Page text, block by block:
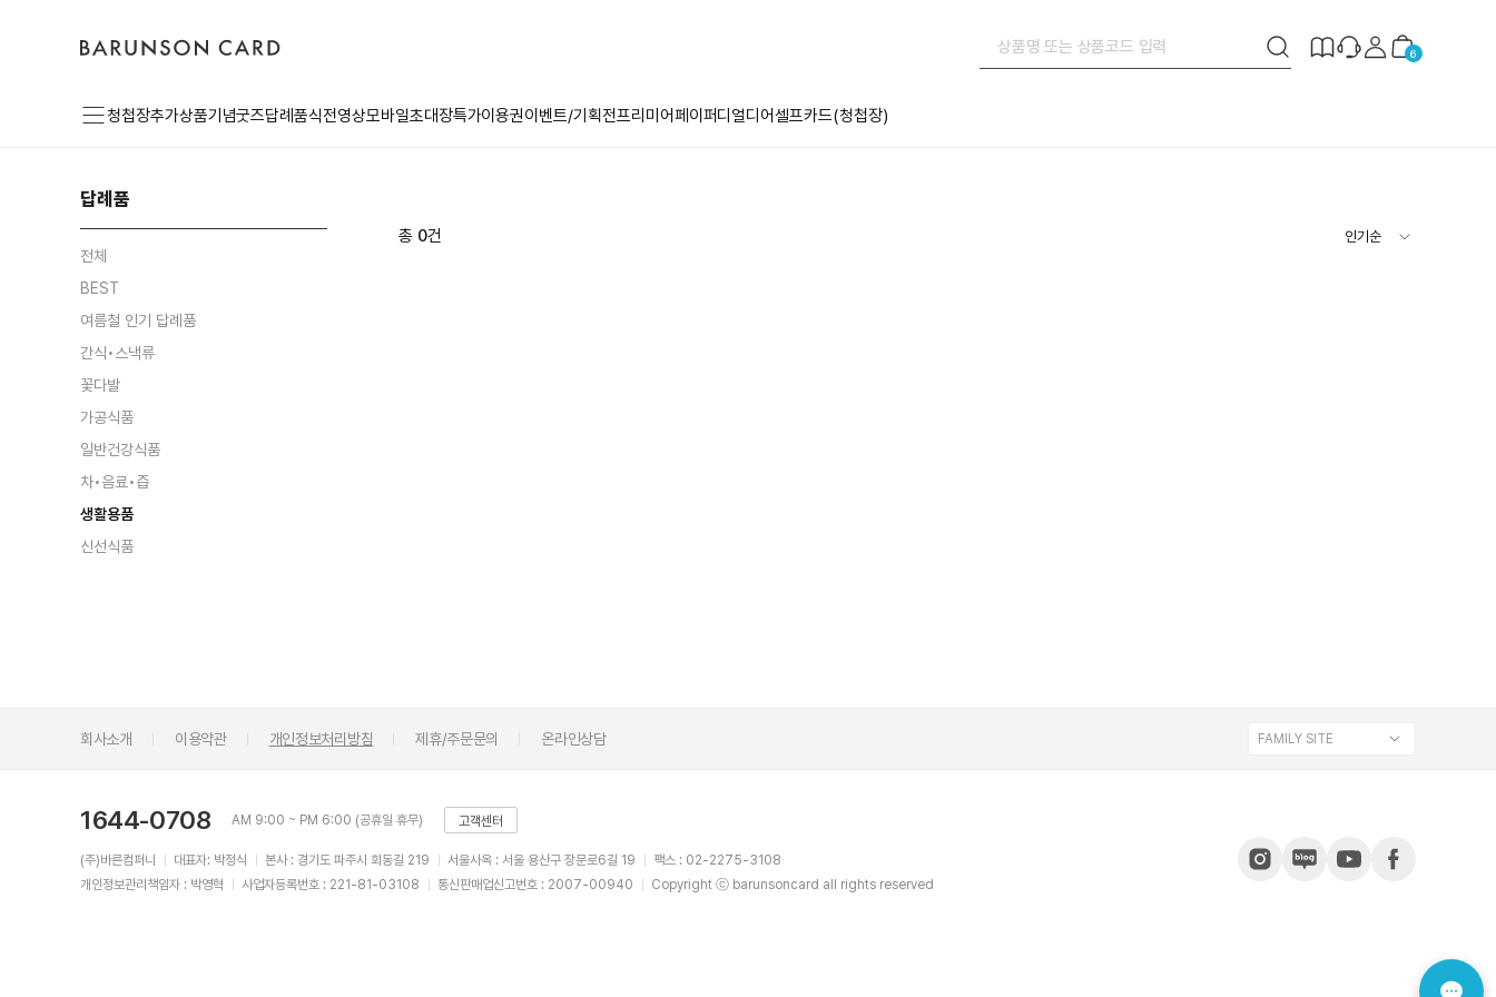
손
카
고
검
색
버
제
작
센
터
인
장
바 6
메
뉴
청첩장추가상품기념굿즈답례품식전영상모바일초대장특가이용권이벤트/기획전프리미어페이퍼디얼디어셀프카드(청첩장)
답례품
전체
BEST
여름철 인기 답례품
간식•스낵류
꽃다발
가공식품
일반건강식품
차•음료•즙
생활용품
신선식품
총 0건
회사소개 이용약관 개인정보처리방침 제휴/주문문의 온라인상담 FAMILY SITE
1644-0708 AM 9:00 ~ PM 6:00 (공휴일 휴무) 고객센터
(주)바른컴퍼니 대표자: 박정식 본사 : 경기도 파주시 회동길 219 서울사옥 : 서울 용산구 장문로6길 19
팩스 : 02-2275-3108
개인정보관리책임자 : 박영혁
사업자등록번호 : 221-81-03108 통신판매업신고번호 : 2007-00940 Copyright ⓒ barunsoncard all rights reserved